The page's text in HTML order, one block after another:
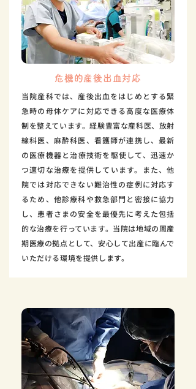
危機的産後出血対応
当院産科では、産後出血をはじめとする緊
急時の母体ケアに対応できる高度な医療体
制を整えています。経験豊富な産科医、放射
線科医、麻酔科医、看護師が連携し、最新
の医療機器と治療技術を駆使して、迅速か
つ適切な治療を提供しています。また、他
院では対応できない難治性の症例に対応す
るため、他診療科や救急部門と密接に協力
し、患者さまの安全を最優先に考えた包括
的な治療を行っています。当院は地域の周産
期医療の拠点として、安心して出産に臨んで
いただける環境を提供します。